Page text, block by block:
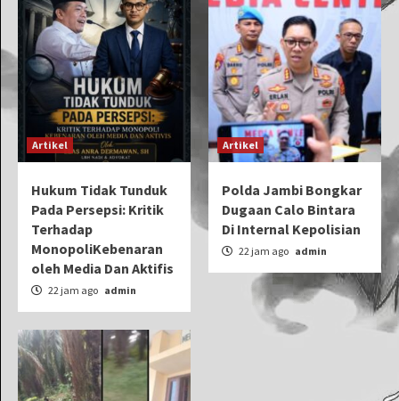
Artikel
Hukum Tidak Tunduk
Pada Persepsi: Kritik
Terhadap
MonopoliKebenaran
oleh Media Dan Aktifis
22 jam ago admin
Artikel
Polda Jambi Bongkar
Dugaan Calo Bintara
Di Internal Kepolisian
22 jam ago admin